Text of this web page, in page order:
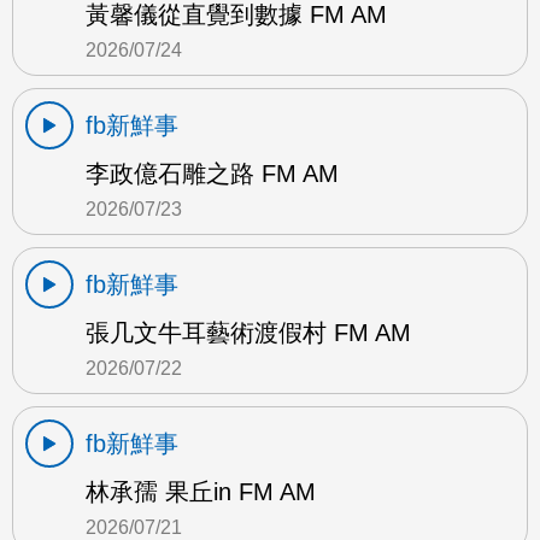
黃馨儀從直覺到數據 FM AM
2026/07/24
fb新鮮事
李政億石雕之路 FM AM
2026/07/23
fb新鮮事
張几文牛耳藝術渡假村 FM AM
2026/07/22
fb新鮮事
林承孺 果丘in FM AM
2026/07/21